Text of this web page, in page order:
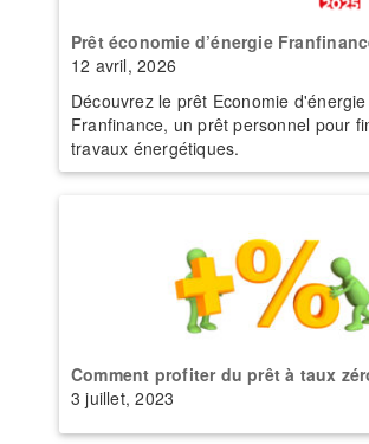
Prêt économie d’énergie
12 avril, 2026
Découvrez le prêt Economie
Franfinance, un prêt personnel pour
travaux énergétiques.
Comment profiter du prêt à taux
3 juillet, 2023